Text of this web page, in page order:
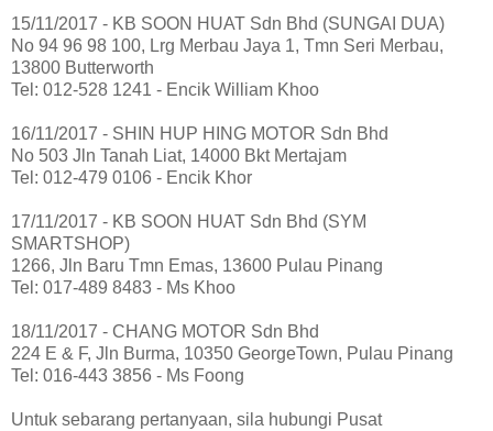
15/11/2017 - KB SOON HUAT Sdn Bhd (SUNGAI DUA)
No 94 96 98 100, Lrg Merbau Jaya 1, Tmn Seri Merbau,
13800 Butterworth
Tel: 012-528 1241 - Encik William Khoo
16/11/2017 - SHIN HUP HING MOTOR Sdn Bhd
No 503 Jln Tanah Liat, 14000 Bkt Mertajam
Tel: 012-479 0106 - Encik Khor
17/11/2017 - KB SOON HUAT Sdn Bhd (SYM
SMARTSHOP)
1266, Jln Baru Tmn Emas, 13600 Pulau Pinang
Tel: 017-489 8483 - Ms Khoo
18/11/2017 - CHANG MOTOR Sdn Bhd
224 E & F, Jln Burma, 10350 GeorgeTown, Pulau Pinang
Tel: 016-443 3856 - Ms Foong
Untuk sebarang pertanyaan, sila hubungi Pusat